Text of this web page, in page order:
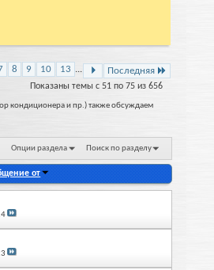
8 9 10 13 ... Последняя
Показаны темы с 51 по 75 из 656
кондиционера и пр.) также обсуждаем
Опции раздела Поиск по разделу
от